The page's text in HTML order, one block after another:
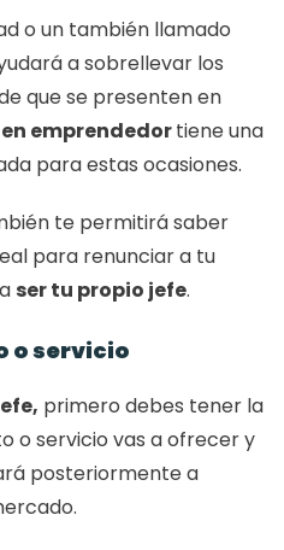
o un también llamado
a sobrellevar los
que se presenten en
emprendedor tiene una
para estas ocasiones.
te permitirá saber
para renunciar a tu
ser tu propio jefe.
o servicio
primero debes tener la
o servicio vas a ofrecer y
posteriormente a